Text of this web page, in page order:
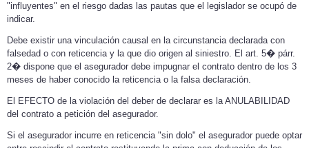
"influyentes" en el riesgo dadas las pautas que el legislador se ocupó de
indicar.
Debe existir una vinculación causal en la circunstancia declarada con
falsedad o con reticencia y la que dio origen al siniestro. El art. 5� párr.
2� dispone que el asegurador debe impugnar el contrato dentro de los 3
meses de haber conocido la reticencia o la falsa declaración.
El EFECTO de la violación del deber de declarar es la ANULABILIDAD
del contrato a petición del asegurador.
Si el asegurador incurre en reticencia "sin dolo" el asegurador puede optar